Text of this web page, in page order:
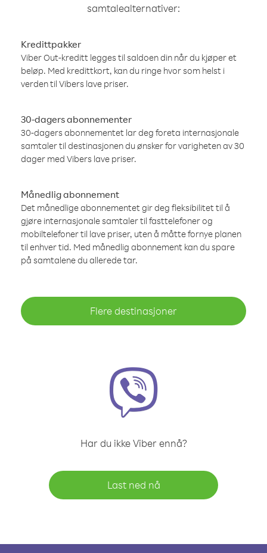
samtalealternativer:
Kredittpakker
Viber Out-kreditt legges til saldoen din når du kjøper et
beløp. Med kredittkort, kan du ringe hvor som helst i
verden til Vibers lave priser.
30-dagers abonnementer
30-dagers abonnementet lar deg foreta internasjonale
samtaler til destinasjonen du ønsker for varigheten av 30
dager med Vibers lave priser.
Månedlig abonnement
Det månedlige abonnementet gir deg fleksibilitet til å
gjøre internasjonale samtaler til fasttelefoner og
mobiltelefoner til lave priser, uten å måtte fornye planen
til enhver tid. Med månedlig abonnement kan du spare
på samtalene du allerede tar.
Flere destinasjoner
Har du ikke Viber ennå?
Last ned nå